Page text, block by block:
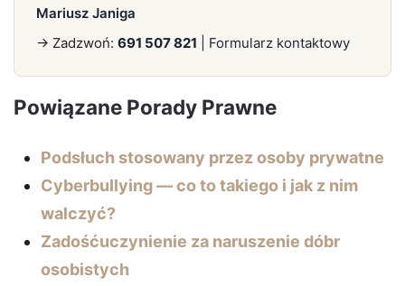
Mariusz Janiga
→ Zadzwoń: 691 507 821 Formularz kontaktowy
Powiązane Porady Prawne
Podsłuch stosowany przez osoby prywatne
Cyberbullying — co to takiego i jak z nim
walczyć?
Zadośćuczynienie za naruszenie dóbr
osobistych